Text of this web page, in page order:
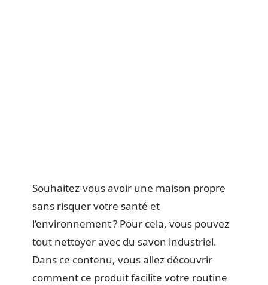
Souhaitez-vous avoir une maison propre
sans risquer votre santé et
l’environnement ? Pour cela, vous pouvez
tout nettoyer avec du savon industriel.
Dans ce contenu, vous allez découvrir
comment ce produit facilite votre routine